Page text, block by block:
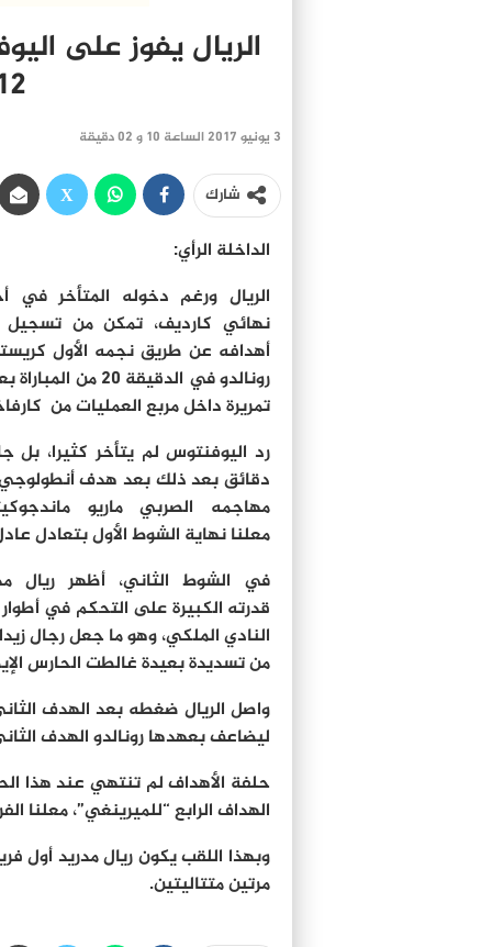
الريال يفوز على
12 في
3 يونيو 2017 الساعة 10 و 02 دقيقة
شارك
الداخلة الرأي:
الريال ورغم دخوله المتأخر في
نهائي كارديف، تمكن من تسجيل
أهدافه عن طريق نجمه الأول
رونالدو في الدقيقة 20 من
تمريرة داخل مربع العمليات من
دقائق بعد ذلك بعد هدف
مهاجمه الصربي ماريو
معلنا نهاية الشوط الأول بتعادل
في الشوط الثاني، أظهر ريال
قدرته الكبيرة على التحكم في أطوار
النادي الملكي، وهو ما جعل رجال
من تسديدة بعيدة غالطت الحارس
واصل الريال ضغطه بعد الهدف
ليضاعف بعهدها رونالدو الهدف
حلفة الأهداف لم تنتهي عند هذا
الهداف الرابع “للميرينغي”، معلنا الفرحة 12 لممثلي العاصمة
وبهذا اللقب يكون ريال مدريد أول
مرتين متتاليتين.